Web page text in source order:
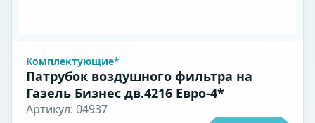
Комплектующие*
Патрубок воздушного фильтра на
Газель Бизнес дв.4216 Евро-4*
Артикул: 04937